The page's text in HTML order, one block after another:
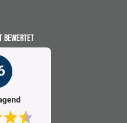
BEWERTET